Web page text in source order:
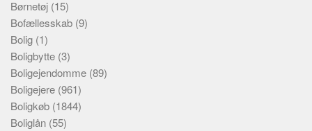
Børnetøj (15)
Bofællesskab (9)
Bolig (1)
Boligbytte (3)
Boligejendomme (89)
Boligejere (961)
Boligkøb (1844)
Boliglån (55)